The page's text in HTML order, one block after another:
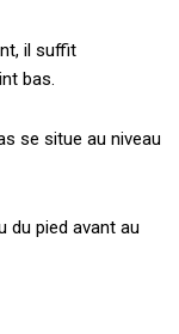
il suffit
bas.
se situe au niveau
du pied avant au